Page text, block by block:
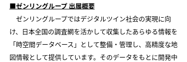
■ゼンリングループ 出展概要
ゼンリングループではデジタルツイン社会の実現に向
け、日本全国の調査網を活かして収集したあらゆる情報を
「時空間データベース」として整備・管理し、高精度な地
図情報として提供しています。そのデータをもとに開発中